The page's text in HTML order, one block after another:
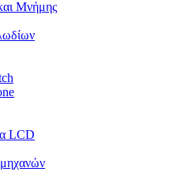
Μνήμης
LCD